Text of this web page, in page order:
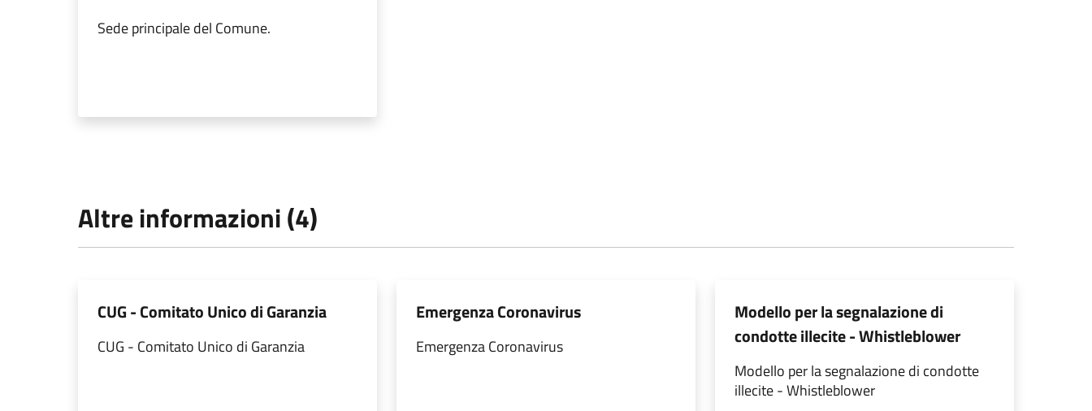
Sede principale del Comune.
Altre informazioni (4)
CUG - Comitato Unico di Garanzia
CUG - Comitato Unico di Garanzia
Emergenza Coronavirus
Emergenza Coronavirus
Modello per la segnalazione di
condotte illecite - Whistleblower
Modello per la segnalazione di condotte
illecite - Whistleblower